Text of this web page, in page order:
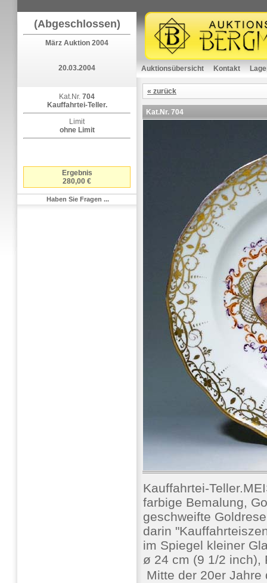
(Abgeschlossen)
März Auktion 2004
20.03.2004
Kat.Nr. 704
Kauffahrtei-Teller.
Limit
ohne Limit
Ergebnis
280,00 €
Haben Sie Fragen ...
Auktionsübersicht Kontakt
« zurück
Kat.Nr. 704
Kauffahrtei-
farbige Bemalung,
geschweifte
darin
im Spiegel kleiner
ø 24 cm (9 1/2 inch),
Mitte der 20er